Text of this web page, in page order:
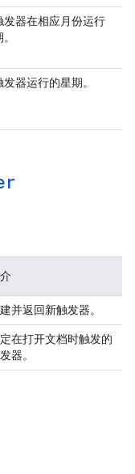
发器在相应月份运行
器运行的星期。
并返回新触发器。
在打开文档时触发的
器。